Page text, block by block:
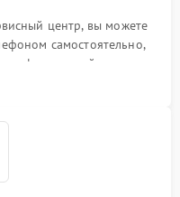
центр, вы можете
самостоятельно,
на сайте